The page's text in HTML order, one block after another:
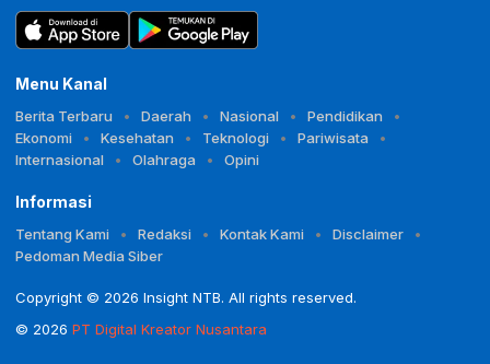
Menu Kanal
Berita Terbaru Daerah Nasional
Pendidikan
Ekonomi
Kesehatan Teknologi
Pariwisata
Internasional
Olahraga Opini
Informasi
Tentang Kami Redaksi Kontak Kami
Disclaimer
Pedoman Media Siber
Copyright © 2026 Insight NTB. All rights reserved.
© 2026 PT Digital Kreator Nusantara